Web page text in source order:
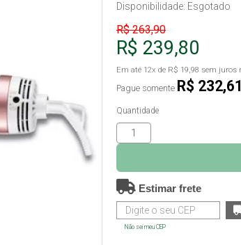
Disponibilidade: Esgotado
R$ 263,90
R$ 239,80
Em até 12x de R$ 19,98 sem juros
Pague somente R$ 232,61
Quantidade
Estimar frete
Não sei meu CEP